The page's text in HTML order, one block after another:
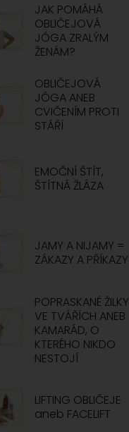
JAK POMÁHÁ
OBLIČEJOVÁ
JÓGA ZRALÝM
ŽENÁM?
OBLIČEJOVÁ
JÓGA ANEB
CVIČENÍM PROTI
STÁŘÍ
EMOČNÍ ŠTÍT,
ŠTÍTNÁ ŽLÁZA
JAMY A NIJAMY =
ZÁKAZY A PŘÍKAZY
POPRASKANÉ ŽILKY
VE TVÁŘÍCH ANEB
KAMARÁD, O
KTERÉHO NIKDO
NESTOJÍ
LIFTING OBLIČEJE
aneb FACELIFT